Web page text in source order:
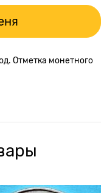
Отметка монетного